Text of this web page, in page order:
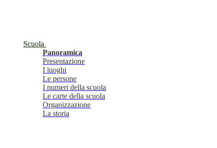
Scuola
Panoramica
Presentazione
I luoghi
Le persone
I numeri della scuola
Le carte della scuola
Organizzazione
La storia